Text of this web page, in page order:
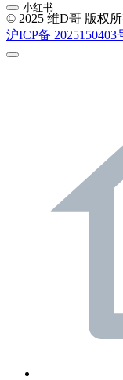
小红书
© 2025 维D哥 版权
沪ICP备 2025150403